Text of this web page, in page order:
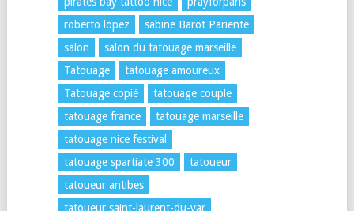
roberto lopez
sabine Barot Pariente
salon
salon du tatouage marseille
Tatouage
tatouage amoureux
Tatouage copié
tatouage couple
tatouage france
tatouage marseille
tatouage nice festival
tatouage spartiate 300
tatoueur
tatoueur antibes
tatoueur saint-laurent-du-var